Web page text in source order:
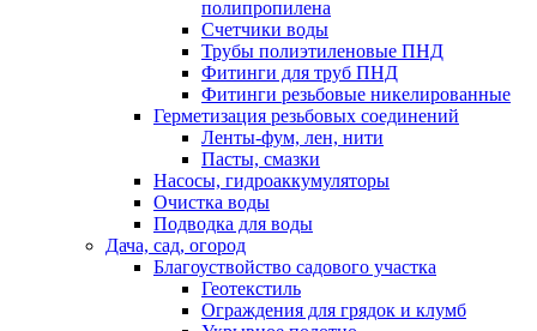
полипропилена
Счетчики воды
Трубы полиэтиленовые ПНД
Фитинги для труб ПНД
Фитинги резьбовые никелированные
Герметизация резьбовых соединений
Ленты-фум, лен, нити
Пасты, смазки
Насосы, гидроаккумуляторы
Очистка воды
Подводка для воды
Дача, сад, огород
Благоуствойство садового участка
Геотекстиль
Ограждения для грядок и клумб